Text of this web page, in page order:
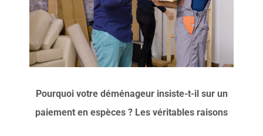
Contact
Pourquoi votre déménageur insiste-t-il sur un
paiement en espèces ? Les véritables raisons